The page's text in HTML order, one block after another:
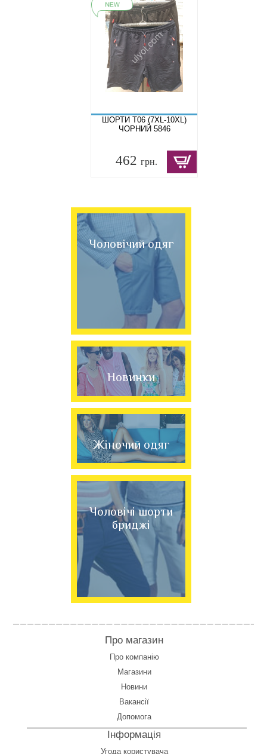
ШОРТИ T06 (7XL-10XL)
ЧОРНИЙ 5846
462 грн.
Чоловічий одяг
Новинки
Жіночий одяг
Чоловічі шорти
бриджі
Про магазин
Про компанію
Магазини
Новини
Вакансії
Допомога
Інформація
Угода користувача